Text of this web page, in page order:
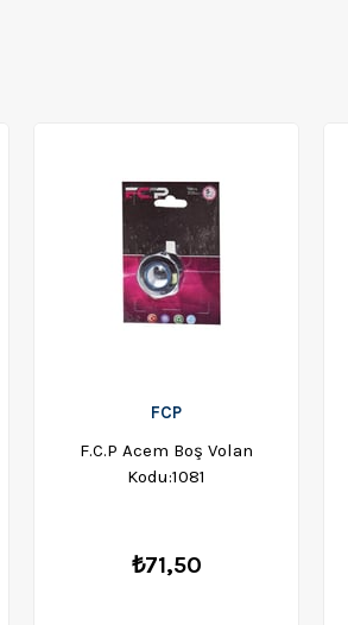
FCP
F.C.P Acem Boş Volan
Kodu:1081
₺71,50